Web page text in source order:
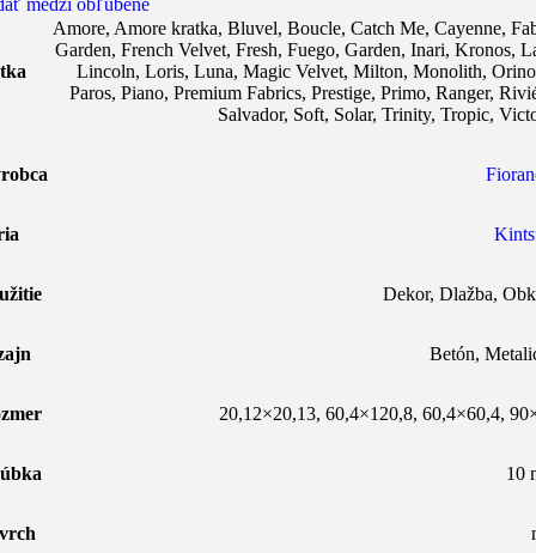
medzi obľúbené
Amore, Amore kratka, Bluvel, Boucle, Catch Me, Cayenne,
Garden, French Velvet, Fresh, Fuego, Garden, Inari, Kronos,
Lincoln, Loris, Luna, Magic Velvet, Milton, Monolith,
Paros, Piano, Premium Fabrics, Prestige, Primo, Ranger,
Salvador, Soft, Solar, Trinity, Tropic,
Dekor, Dlažba,
Betón,
20,12×20,13, 60,4×120,8, 60,4×60,4,
10